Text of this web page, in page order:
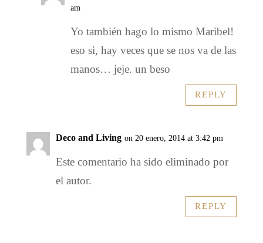
am
Yo también hago lo mismo Maribel!
eso si, hay veces que se nos va de las
manos… jeje. un beso
REPLY
Deco and Living on 20 enero, 2014 at 3:42 pm
Este comentario ha sido eliminado por
el autor.
REPLY